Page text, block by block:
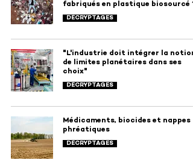
fabriqués en plastique biosourcé ?
DÉCRYPTAGES
"L'industrie doit intégrer la notion
de limites planétaires dans ses
choix"
DÉCRYPTAGES
Médicaments, biocides et nappes
phréatiques
DÉCRYPTAGES